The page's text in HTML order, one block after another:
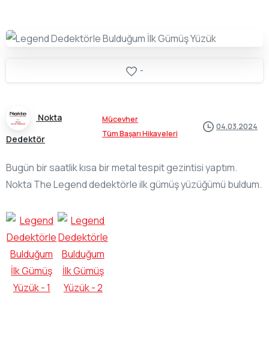
-
Nokta
Dedektör
Mücevher
Tüm Başarı Hikayeleri
04.03.2024
Bugün bir saatlik kısa bir metal tespit gezintisi yaptım.
Nokta The Legend dedektörle ilk gümüş yüzüğümü buldum.